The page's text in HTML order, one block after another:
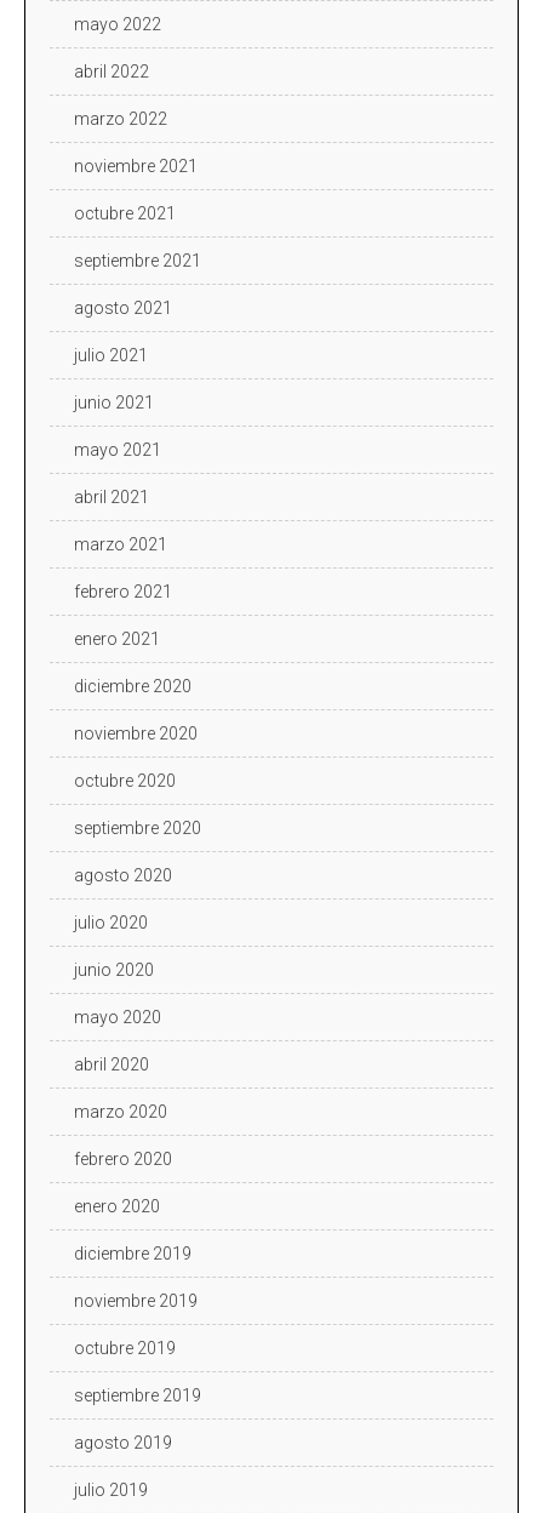
mayo 2022
abril 2022
marzo 2022
noviembre 2021
octubre 2021
septiembre 2021
agosto 2021
julio 2021
junio 2021
mayo 2021
abril 2021
marzo 2021
febrero 2021
enero 2021
diciembre 2020
noviembre 2020
octubre 2020
septiembre 2020
agosto 2020
julio 2020
junio 2020
mayo 2020
abril 2020
marzo 2020
febrero 2020
enero 2020
diciembre 2019
noviembre 2019
octubre 2019
septiembre 2019
agosto 2019
julio 2019